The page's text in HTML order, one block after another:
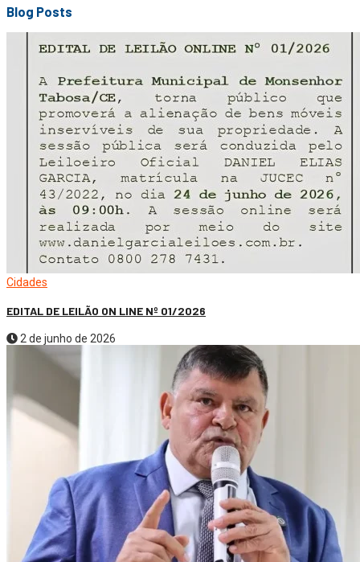
Blog Posts
Cidades
EDITAL DE LEILÃO ON LINE Nº 01/2026
2 de junho de 2026